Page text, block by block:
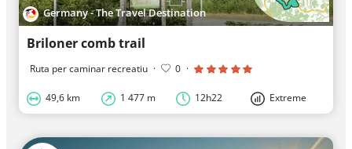
Germany - The Travel Destination
Briloner comb trail
Ruta per caminar recreatiu · 0 ·
49,6 km 1 477 m 12h22 Extreme